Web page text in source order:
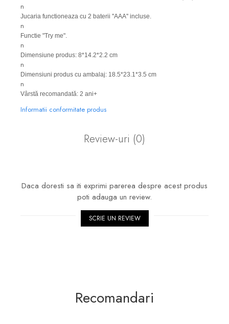
n
Jucaria functioneaza cu 2 baterii ''AAA'' incluse.
n
Functie "Try me".
n
Dimensiune produs: 8*14.2*2.2 cm
n
Dimensiuni produs cu ambalaj: 18.5*23.1*3.5 cm
n
Vârstă recomandată: 2 ani+
Informatii conformitate produs
Review-uri (0)
Daca doresti sa iti exprimi parerea despre acest produs
poti adauga un review.
SCRIE UN REVIEW
Recomandari